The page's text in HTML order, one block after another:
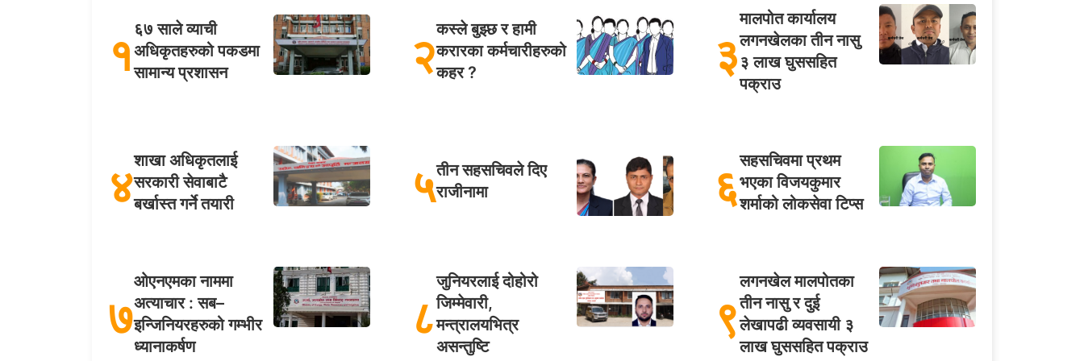
१६७ साले व्याची
अधिकृतहरुको पकडमा
सामान्य प्रशासन
२कस्ले बुझ्छ र हामी
करारका कर्मचारीहरुको
कहर ?
३
मालपोत कार्यालय
लगनखेलका तीन नासु
३ लाख घुससहित
पक्राउ
४शाखा अधिकृतलाई
सरकारी सेवाबाटै
बर्खास्त गर्ने तयारी
५तीन सहसचिवले दिए
राजीनामा
६सहसचिवमा प्रथम
भएका विजयकुमार
शर्माको लोकसेवा टिप्स
७
ओएनएमका नाममा
अत्याचार : सब–
इन्जिनियरहरुको गम्भीर
ध्यानाकर्षण
८
जुनियरलाई दोहोरो
जिम्मेवारी,
मन्त्रालयभित्र
असन्तुष्टि
९
लगनखेल मालपोतका
तीन नासु र दुई
लेखापढी व्यवसायी ३
लाख घुससहित पक्राउ